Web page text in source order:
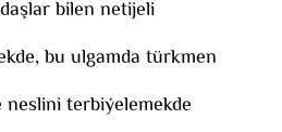
bilen netijeli
bu ulgamda türkmen
terbiýelemekde